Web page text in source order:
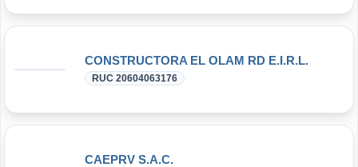
CONSTRUCTORA EL OLAM RD E.I.R.L.
RUC 20604063176
CAEPRV S.A.C.